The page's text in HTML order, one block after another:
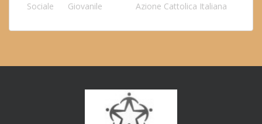
Sociale
Giovanile
Azione Cattolica Italiana